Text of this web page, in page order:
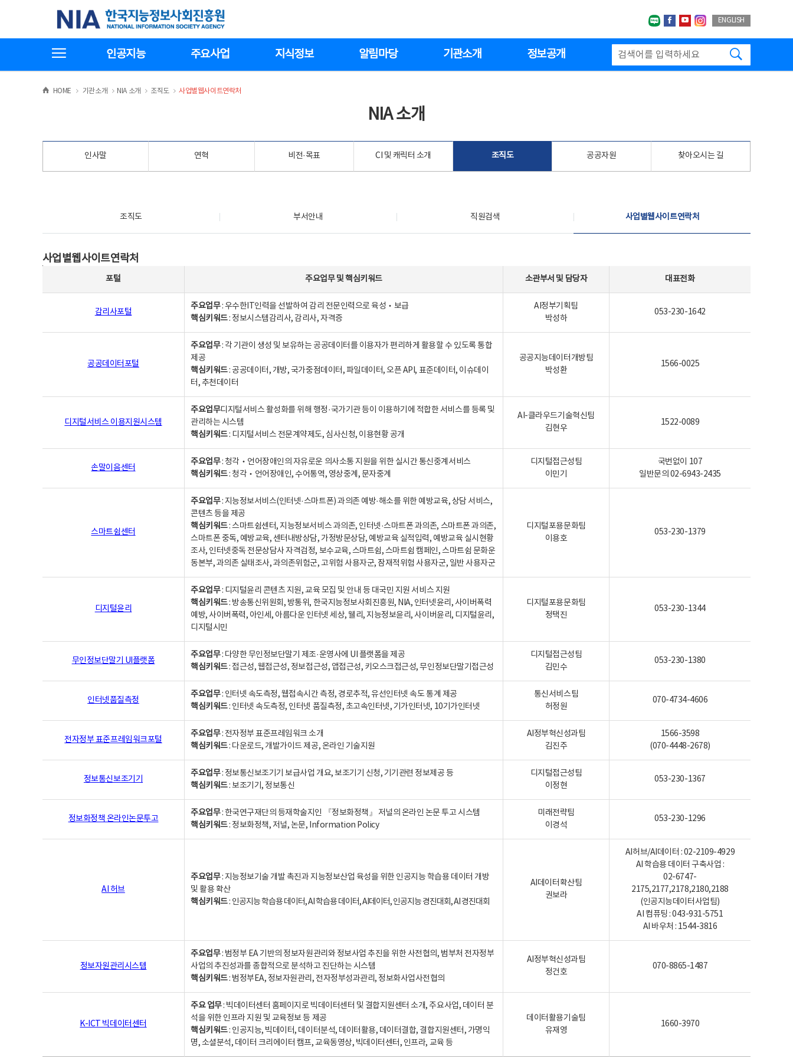
기
한국지능정보사회진흥원
네이버블로그
페이스북
유투브인스타그랩
ENGLISH
인공지능 주요사업 지식정보 알림마당 기관소개 정보공개
HOME >
기관소개 >NIA 소개 >
조직도 >
사업별웹사이트연락처
NIA 소개
인사말 연혁 비전·목표 CI 및 캐릭터 소개 조직도 공공자원 찾아오시는 길
조직도 부서안내 직원검색 사업별웹사이트연락처
사업별웹사이트연락처
포털 주요업무및핵심키워드 소관부서 및 담당자 대표전화
감리사포털
주요업무: 우수한IT인력을 선발하여 감리 전문인력으로 육성‧보급
핵심키워드: 정보시스템감리사, 감리사, 자격증
AI정부기획팀
박성하
053-230-1642
공공데이터포털
주요업무: 각 기관이 생성 및 보유하는 공공데이터를 이용자가 편리하게 활용할 수 있도록 통합
제공
핵심키워드: 공공데이터, 개방, 국가중점데이터, 파일데이터, 오픈 API, 표준데이터, 이슈데이
터, 추천데이터
공공지능데이터개방팀
박성환
1566-0025
디지털서비스 이용지원시스템
주요업무디지털서비스 활성화를 위해 행정·국가기관 등이 이용하기에 적합한 서비스를 등록 및
관리하는 시스템
핵심키워드: 디지털서비스 전문계약제도, 심사신청, 이용현황 공개
AI-클라우드기술혁신팀
김현우
1522-0089
손말이음센터
주요업무: 청각‧언어장애인의 자유로운 의사소통 지원을 위한 실시간 통신중계서비스
핵심키워드: 청각‧언어장애인, 수어통역, 영상중계, 문자중계
디지털접근성팀
이민기
국번없이 107
일반문의 02-6943-2435
스마트쉼센터
주요업무: 지능정보서비스(인터넷·스마트폰) 과의존 예방·해소를 위한 예방교육, 상담 서비스,
콘텐츠 등을 제공
핵심키워드: 스마트쉼센터, 지능정보서비스 과의존, 인터넷·스마트폰 과의존, 스마트폰 과의존,
스마트폰 중독, 예방교육, 센터내방상담, 가정방문상담, 예방교육 실적입력, 예방교육 실시현황
조사, 인터넷중독 전문상담사 자격검정, 보수교육, 스마트쉼, 스마트쉼 캠페인, 스마트쉼 문화운
동본부, 과의존 실태조사, 과의존위험군, 고위험 사용자군, 잠재적위험 사용자군, 일반 사용자군
디지털포용문화팀
이용호
053-230-1379
디지털윤리
주요업무: 디지털윤리 콘텐츠 지원, 교육 모집 및 안내 등 대국민 지원 서비스 지원
핵심키워드: 방송통신위원회, 방통위, 한국지능정보사회진흥원, NIA, 인터넷윤리, 사이버폭력
예방, 사이버폭력, 아인세, 아름다운 인터넷 세상, 웰리, 지능정보윤리, 사이버윤리, 디지털윤리,
디지털시민
디지털포용문화팀
정택진
053-230-1344
무인정보단말기 UI플랫폼
주요업무: 다양한 무인정보단말기 제조·운영사에 UI 플랫폼을 제공
핵심키워드: 접근성, 웹접근성, 정보접근성, 앱접근성, 키오스크접근성, 무인정보단말기접근성
디지털접근성팀
김민수
053-230-1380
인터넷품질측정
주요업무: 인터넷 속도측정, 웹접속시간 측정, 경로추적, 유선인터넷 속도 통계 제공
핵심키워드: 인터넷 속도측정, 인터넷 품질측정, 초고속인터넷, 기가인터넷, 10기가인터넷
통신서비스팀
허정원
070-4734-4606
전자정부 표준프레임워크포털
주요업무: 전자정부 표준프레임워크 소개
핵심키워드: 다운로드, 개발가이드 제공, 온라인 기술지원
AI정부혁신성과팀
김진주
1566-3598
(070-4448-2678)
정보통신보조기기
주요업무: 정보통신보조기기 보급사업 개요, 보조기기 신청, 기기관련 정보제공 등
핵심키워드: 보조기기, 정보통신
디지털접근성팀
이정현
053-230-1367
정보화정책 온라인논문투고
주요업무: 한국연구재단의 등재학술지인 『정보화정책』 저널의 온라인 논문 투고 시스템
핵심키워드: 정보화정책, 저널, 논문, Information Policy
미래전략팀
이경석
053-230-1296
AI 허브
주요업무: 지능정보기술 개발 촉진과 지능정보산업 육성을 위한 인공지능 학습용 데이터 개방
및 활용 확산
핵심키워드: 인공지능 학습용 데이터, AI 학습용 데이터, AI데이터, 인공지능 경진대회, AI 경진대회
AI데이터확산팀
권보라
AI허브/AI데이터 : 02-2109-4929
AI 학습용 데이터 구축사업 :
02-6747-
2175,2177,2178,2180,2188
(인공지능데이터사업팀)
AI 컴퓨팅 : 043-931-5751
AI 바우처 : 1544-3816
정보자원관리시스템
주요업무: 범정부 EA 기반의 정보자원관리와 정보사업 추진을 위한 사전협의, 범부처 전자정부
사업의 추진성과를 종합적으로 분석하고 진단하는 시스템
핵심키워드: 범정부EA, 정보자원관리, 전자정부성과관리, 정보화사업사전협의
AI정부혁신성과팀
정건호
070-8865-1487
K-ICT 빅데이터센터
주요 업무: 빅데이터센터 홈페이지로 빅데이터센터 및 결합지원센터 소개, 주요사업, 데이터 분
석을 위한 인프라 지원 및 교육정보 등 제공
핵심키워드: 인공지능, 빅데이터, 데이터분석, 데이터활용, 데이터결합, 결합지원센터, 가명익
명, 소셜분석, 데이터 크리에이터 캠프, 교육동영상, 빅데이터센터, 인프라, 교육 등
데이터활용기술팀
유재영
1660-3970